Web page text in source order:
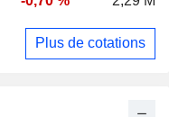
Plus de cotations